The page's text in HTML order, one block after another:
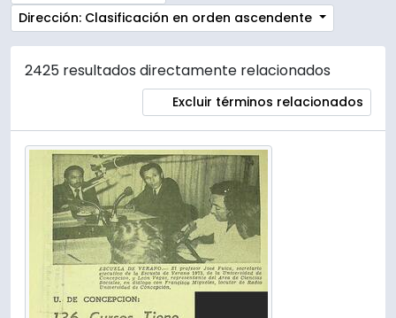
Dirección: Clasificación en orden ascendente
2425 resultados directamente relacionados
Excluir términos relacionados